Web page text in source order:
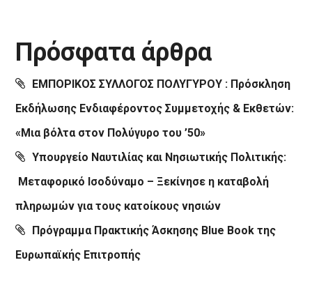
Πρόσφατα άρθρα
ΕΜΠΟΡΙΚΟΣ ΣΥΛΛΟΓΟΣ ΠΟΛΥΓΥΡΟΥ : Πρόσκληση
Εκδήλωσης Ενδιαφέροντος Συμμετοχής & Εκθετών:
«Μια βόλτα στον Πολύγυρο του ’50»
Υπουργείο Ναυτιλίας και Νησιωτικής Πολιτικής:
Μεταφορικό Ισοδύναμο – Ξεκίνησε η καταβολή
πληρωμών για τους κατοίκους νησιών
Πρόγραμμα Πρακτικής Άσκησης Blue Book της
Ευρωπαϊκής Επιτροπής